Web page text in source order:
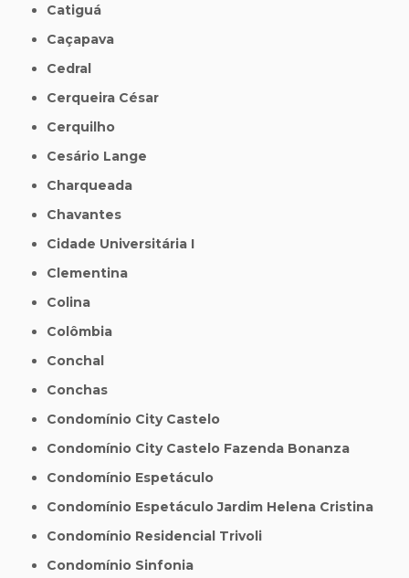
Catiguá
Caçapava
Cedral
Cerqueira César
Cerquilho
Cesário Lange
Charqueada
Chavantes
Cidade Universitária I
Clementina
Colina
Colômbia
Conchal
Conchas
Condomínio City Castelo
Condomínio City Castelo Fazenda Bonanza
Condomínio Espetáculo
Condomínio Espetáculo Jardim Helena Cristina
Condomínio Residencial Trivoli
Condomínio Sinfonia